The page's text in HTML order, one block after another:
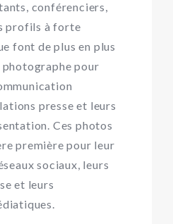
conférenciers,
profils à forte
font de plus en plus
pour
presse et leurs
Ces photos
première pour leur
sociaux, leurs
et leurs